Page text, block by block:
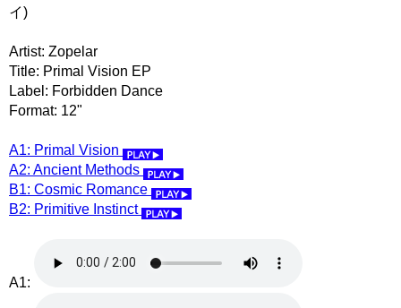
イ)
Artist: Zopelar
Title: Primal Vision EP
Label: Forbidden Dance
Format: 12"
A1: Primal Vision
A2: Ancient Methods
B1: Cosmic Romance
B2: Primitive Instinct
A1: